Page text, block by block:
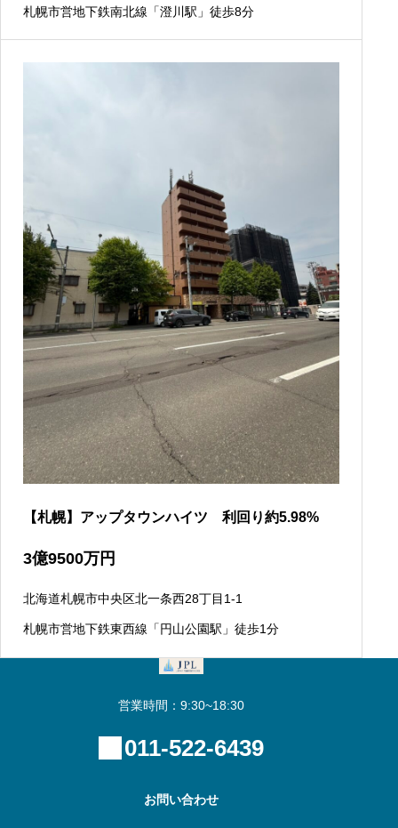
札幌市営地下鉄南北線「澄川駅」徒歩8分
【札幌】アップタウンハイツ 利回り約5.98%
3億9500万円
北海道札幌市中央区北一条西28丁目1-1
札幌市営地下鉄東西線「円山公園駅」徒歩1分
営業時間：9:30~18:30
011-522-6439
お問い合わせ